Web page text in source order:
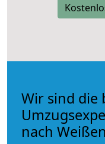
Wir sind die
nach